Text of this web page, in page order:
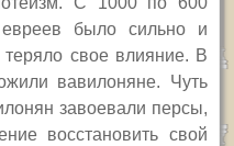
было сильно и
теряло свое влияние. В
вавилоняне. Чуть
завоевали персы,
восстановить свой